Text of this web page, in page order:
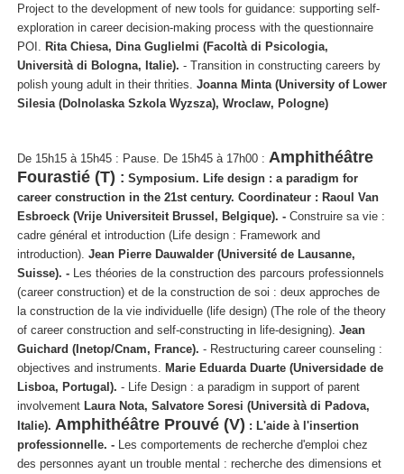
Project to the development of new tools for guidance: supporting self-
exploration in career decision-making process with the questionnaire
POI. Rita Chiesa, Dina Guglielmi (Facoltà di Psicologia,
Università di Bologna, Italie). - Transition in constructing careers by
polish young adult in their thrities. Joanna Minta (University of Lower
Silesia (Dolnolaska Szkola Wyzsza), Wroclaw, Pologne)
De 15h15 à 15h45 : Pause. De 15h45 à 17h00 : Amphithéâtre
Fourastié (T) : Symposium. Life design : a paradigm for
career construction in the 21st century. Coordinateur : Raoul Van
Esbroeck (Vrije Universiteit Brussel, Belgique). - Construire sa vie :
cadre général et introduction (Life design : Framework and
introduction). Jean Pierre Dauwalder (Université de Lausanne,
Suisse). - Les théories de la construction des parcours professionnels
(career construction) et de la construction de soi : deux approches de
la construction de la vie individuelle (life design) (The role of the theory
of career construction and self-constructing in life-designing). Jean
Guichard (Inetop/Cnam, France). - Restructuring career counseling :
objectives and instruments. Marie Eduarda Duarte (Universidade de
Lisboa, Portugal). - Life Design : a paradigm in support of parent
involvement Laura Nota, Salvatore Soresi (Università di Padova,
Italie). Amphithéâtre Prouvé (V) : L'aide à l'insertion
professionnelle. - Les comportements de recherche d'emploi chez
des personnes ayant un trouble mental : recherche des dimensions et